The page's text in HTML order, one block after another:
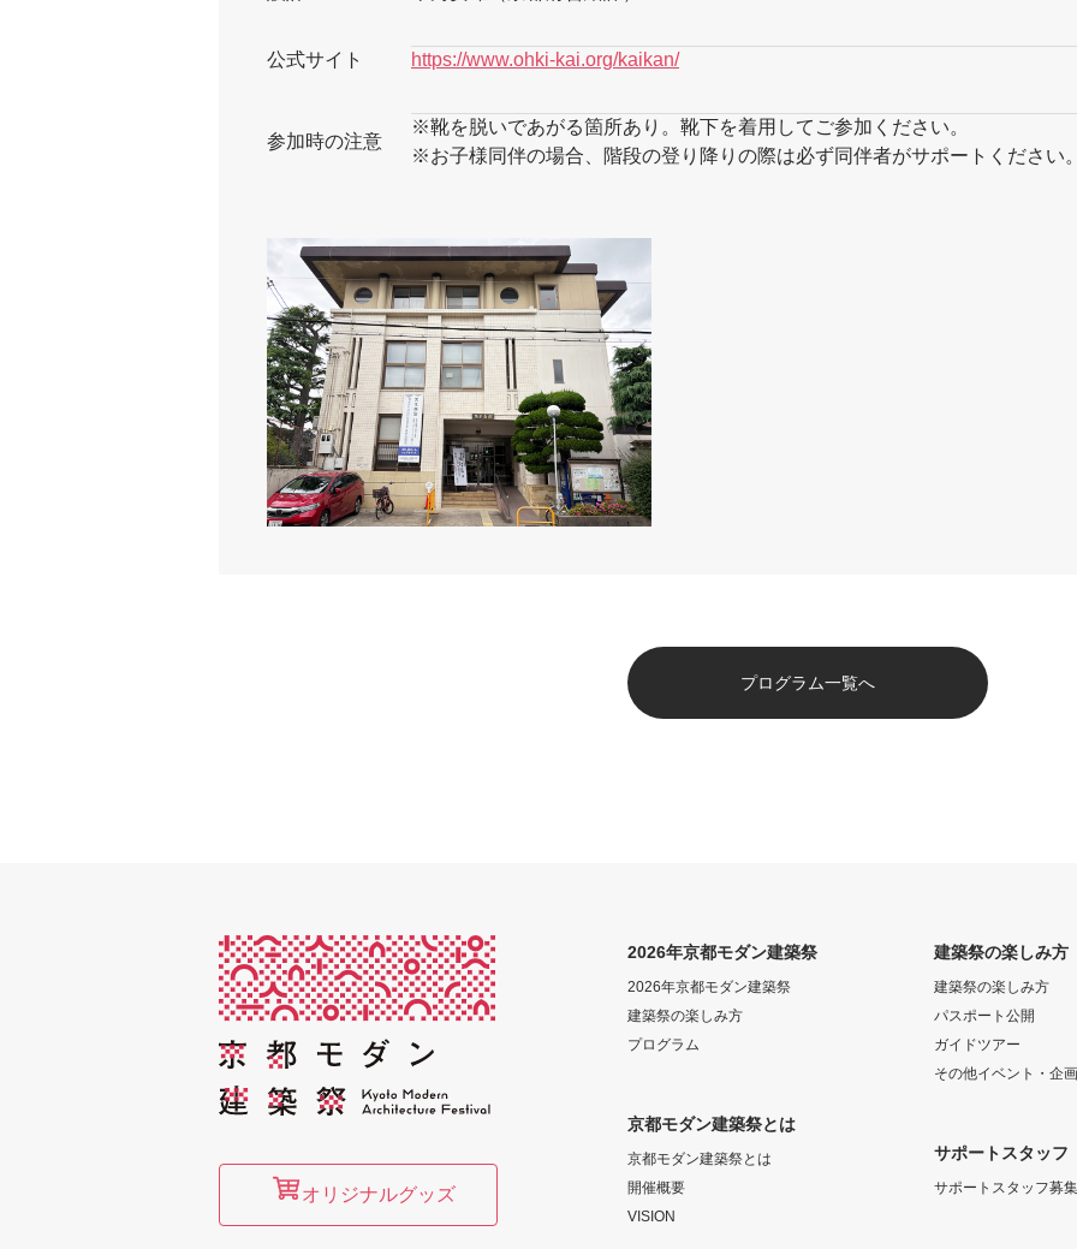
公式サイト https://www.ohki-kai.org/kaikan/
参加時の注意
※靴を脱いであがる箇所あり。靴下を着用してご参加ください。
※お子様同伴の場合、階段の登り降りの際は必ず同伴者がサポートください
プログラム一覧へ
オリジナルグッズ
2026年京都モダン建築祭
2026年京都モダン建築祭
建築祭の楽しみ方
プログラム
京都モダン建築祭とは
京都モダン建築祭とは
開催概要
VISION
建築祭の楽しみ方
建築祭の楽しみ方
パスポート公開
ガイドツアー
その他イベント・企画
サポートスタッフ
サポートスタッフ募集